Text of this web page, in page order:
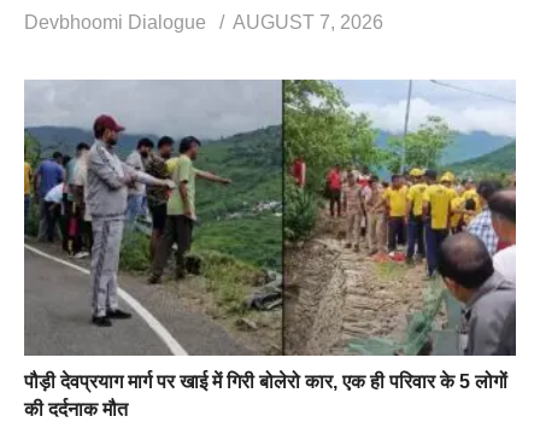
Devbhoomi Dialogue
AUGUST 7, 2026
पौड़ी देवप्रयाग मार्ग पर खाई में गिरी बोलेरो कार, एक ही परिवार के 5 लोगों
की दर्दनाक मौत